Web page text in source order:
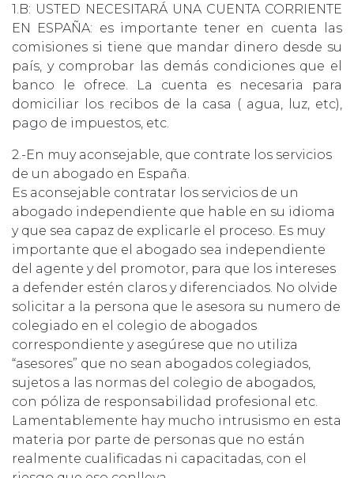
1.B: USTED NECESITARÁ UNA CUENTA CORRIENTE
EN ESPAÑA: es importante tener en cuenta las
comisiones si tiene que mandar dinero desde su
país, y comprobar las demás condiciones que el
banco le ofrece. La cuenta es necesaria para
domiciliar los recibos de la casa ( agua, luz, etc),
pago de impuestos, etc.
2.-En muy aconsejable, que contrate los servicios
de un abogado en España.
Es aconsejable contratar los servicios de un
abogado independiente que hable en su idioma
y que sea capaz de explicarle el proceso. Es muy
importante que el abogado sea independiente
del agente y del promotor, para que los intereses
a defender estén claros y diferenciados. No olvide
solicitar a la persona que le asesora su numero de
colegiado en el colegio de abogados
correspondiente y asegúrese que no utiliza
“asesores” que no sean abogados colegiados,
sujetos a las normas del colegio de abogados,
con póliza de responsabilidad profesional etc.
Lamentablemente hay mucho intrusismo en esta
materia por parte de personas que no están
realmente cualificadas ni capacitadas, con el